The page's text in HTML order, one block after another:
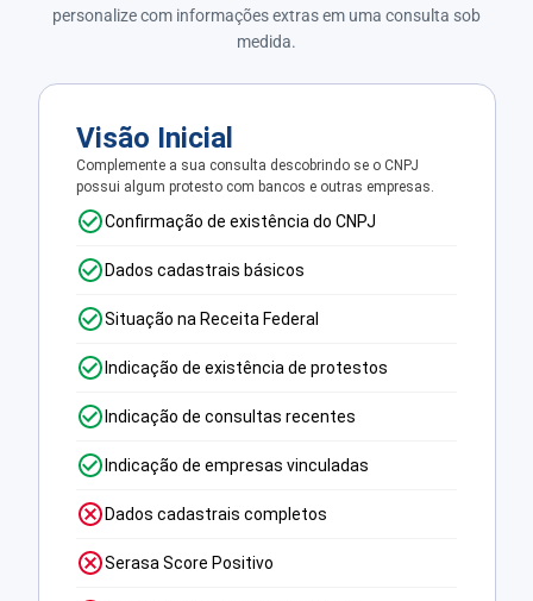
personalize com informações extras em uma consulta sob
medida.
Visão Inicial
Complemente a sua consulta descobrindo se o CNPJ
possui algum protesto com bancos e outras empresas.
Confirmação de existência do CNPJ
Dados cadastrais básicos
Situação na Receita Federal
Indicação de existência de protestos
Indicação de consultas recentes
Indicação de empresas vinculadas
Dados cadastrais completos
Serasa Score Positivo